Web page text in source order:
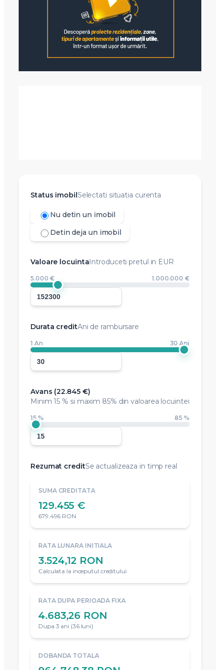
Status imobilSelectati situatia curenta
Nu detin un imobil
Detin deja un imobil
Valoare locuintaIntroduceti pretul in EUR
5.000 € 1.000.000 €
Durata creditAni de rambursare
1 An 30 Ani
Avans (22.845 €)
Minim15 % si maxim 85% din valoarea locuintei
15 % 85 %
Rezumat creditSe actualizeaza in timp real
SUMA CREDITATA
129.455 €
679.496 RON
RATA LUNARA INITIALA
3.524,12 RON
Calculata la inceputul creditului
RATA DUPA PERIOADA FIXA
4.683,26 RON
Dupa 3 ani (36 luni)
DOBANDA TOTALA